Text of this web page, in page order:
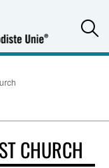
CHURCH